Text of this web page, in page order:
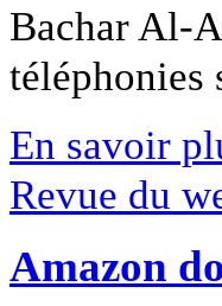
Bachar Al-
téléphonies
En savoir
Revue du
Amazon